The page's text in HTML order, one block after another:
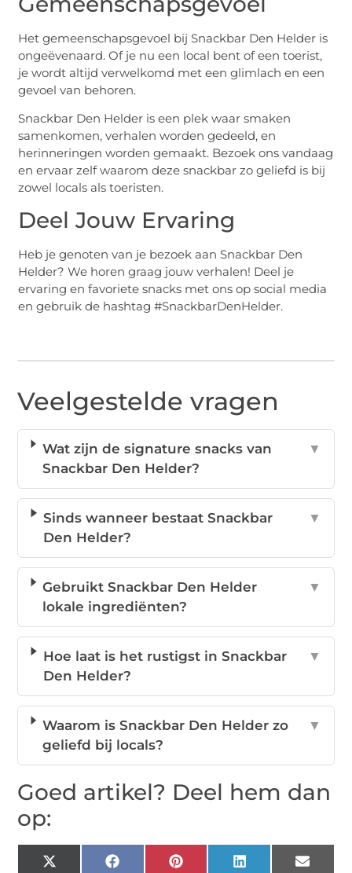
Het gemeenschapsgevoel bij Snackbar Den Helder is
ongeëvenaard. Of je nu een local bent of een toerist,
je wordt altijd verwelkomd met een glimlach en een
gevoel van behoren.
Snackbar Den Helder is een plek waar smaken
samenkomen, verhalen worden gedeeld, en
herinneringen worden gemaakt. Bezoek ons vandaag
en ervaar zelf waarom deze snackbar zo geliefd is bij
zowel locals als toeristen.
Deel Jouw Ervaring
Heb je genoten van je bezoek aan Snackbar Den
Helder? We horen graag jouw verhalen! Deel je
ervaring en favoriete snacks met ons op social media
en gebruik de hashtag #SnackbarDenHelder.
Veelgestelde vragen
Wat zijn de signature snacks van
Snackbar Den Helder?
▼
Sinds wanneer bestaat Snackbar
Den Helder?
▼
Gebruikt Snackbar Den Helder
lokale ingrediënten?
▼
Hoe laat is het rustigst in Snackbar
Den Helder?
▼
Waarom is Snackbar Den Helder zo
geliefd bij locals?
▼
Goed artikel? Deel hem dan
op:
X
FacebookPinterestLinkedIn Email